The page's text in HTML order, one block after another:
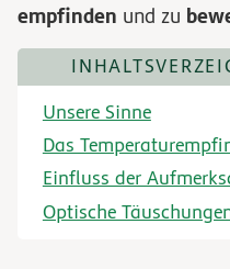
empfinden und zu
Unsere Sinne
Das
Einfluss der
Optische